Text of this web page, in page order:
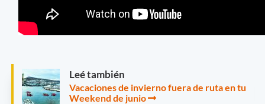
Leé también
Vacaciones de invierno fuera de ruta en tu
Weekend de junio